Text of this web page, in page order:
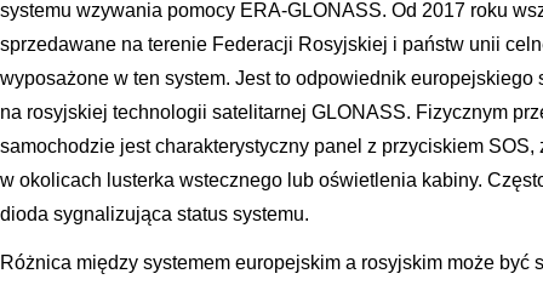
systemu wzywania pomocy ERA-GLONASS. Od 2017 roku
sprzedawane na terenie Federacji Rosyjskiej i państw unii
wyposażone w ten system. Jest to odpowiednik
na rosyjskiej technologii satelitarnej GLONASS. Fizycznym
samochodzie jest charakterystyczny panel z przyciskiem
w okolicach lusterka wstecznego lub oświetlenia kabiny.
dioda sygnalizująca status systemu.
Różnica między systemem europejskim a rosyjskim może